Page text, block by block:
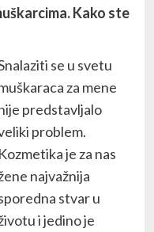
Kako ste
se u svetu
za mene
predstavljalo
problem.
Kozmetika je za nas
najvažnija
stvar u
i jedino je